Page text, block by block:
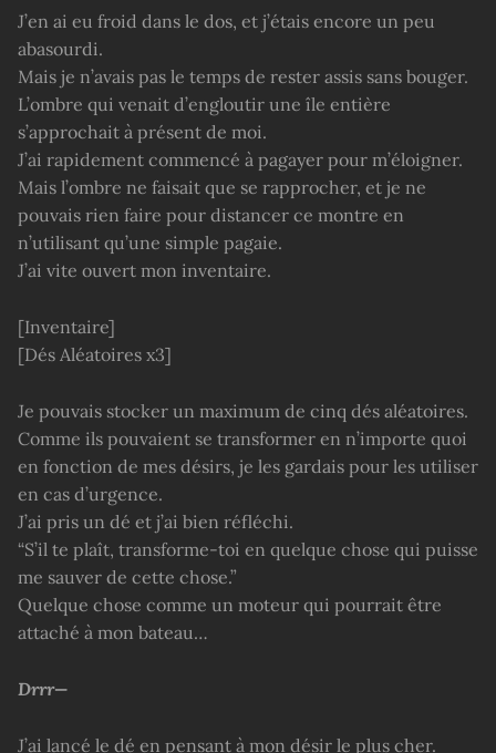
J’en ai eu froid dans le dos, et j’étais encore un peu
abasourdi.
Mais je n’avais pas le temps de rester assis sans bouger.
L’ombre qui venait d’engloutir une île entière
s’approchait à présent de moi.
J’ai rapidement commencé à pagayer pour m’éloigner.
Mais l’ombre ne faisait que se rapprocher, et je ne
pouvais rien faire pour distancer ce montre en
n’utilisant qu’une simple pagaie.
J’ai vite ouvert mon inventaire.
[Inventaire]
[Dés Aléatoires x3]
Je pouvais stocker un maximum de cinq dés aléatoires.
Comme ils pouvaient se transformer en n’importe quoi
en fonction de mes désirs, je les gardais pour les utiliser
en cas d’urgence.
J’ai pris un dé et j’ai bien réfléchi.
“S’il te plaît, transforme-toi en quelque chose qui puisse
me sauver de cette chose.”
Quelque chose comme un moteur qui pourrait être
attaché à mon bateau…
Drrr—
J’ai lancé le dé en pensant à mon désir le plus cher.